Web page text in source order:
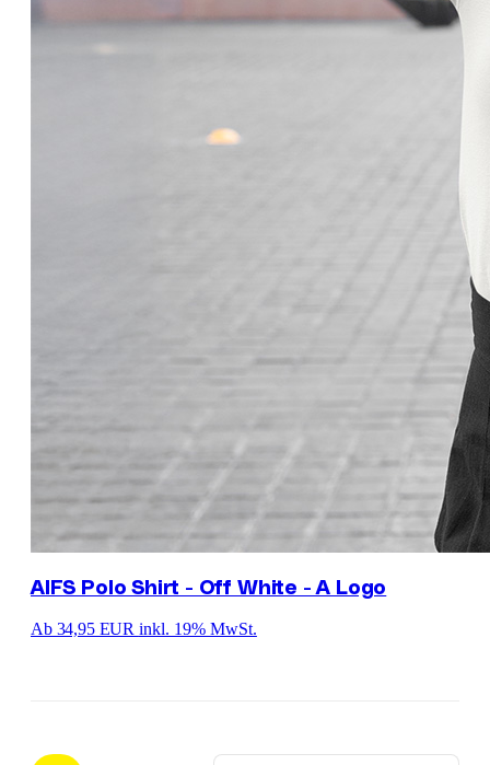
AIFS Polo Shirt - Off White - A Logo
Ab 34,95 EUR inkl. 19% MwSt.